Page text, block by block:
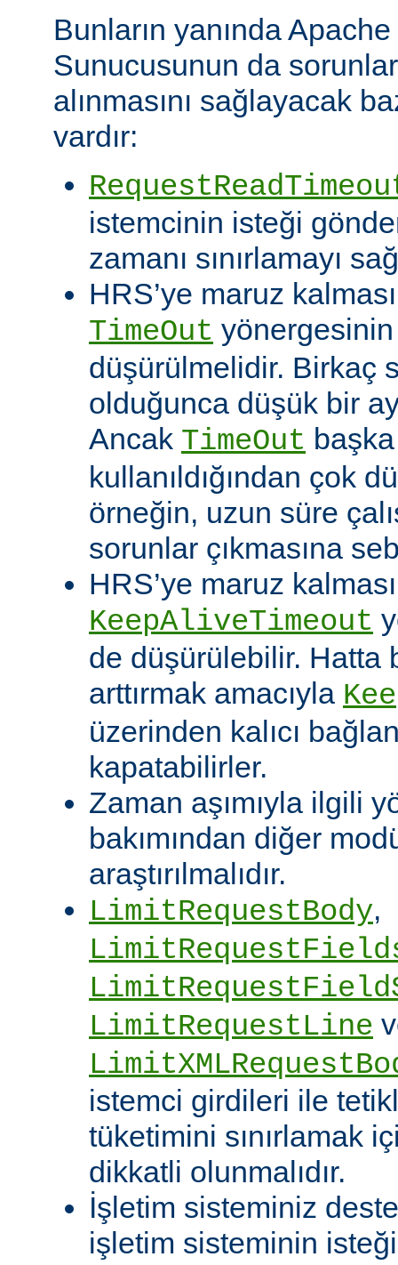
Bunların yanında
Sunucusunun da
alınmasını sağlayacak
vardır:
istemcinin isteği
zamanı sınırlamayı
HRS’ye maruz
TimeOut
düşürülmelidir. Birkaç
olduğunca düşük bir
Ancak TimeOut
kullanıldığından çok
örneğin, uzun süre
sorunlar çıkmasına
HRS’ye maruz
KeepAliveTimeout
de düşürülebilir. Hatta
arttırmak amacıyla
üzerinden kalıcı
kapatabilirler.
Zaman aşımıyla ilgili
bakımından diğer
araştırılmalıdır.
LimitRequestBody,
LimitRequestLine
istemci girdileri ile
tüketimini sınırlamak
dikkatli olunmalıdır.
İşletim sisteminiz
işletim sisteminin isteği